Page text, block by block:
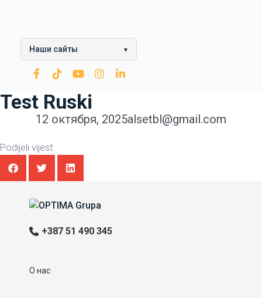
Наши сайты ▾
ОПТИМА Группа
МПЗ Модича
Модича смазочные
НПЗ Брод
Зарубежнефть
Test Ruski
12 октября, 2025alsetbl@gmail.com
Podijeli vijest:
+387 51 490 345
О нас